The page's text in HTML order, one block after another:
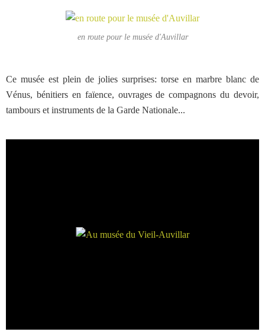
en route pour le musée d'Auvillar
Ce musée est plein de jolies surprises: torse en marbre blanc de
Vénus, bénitiers en faïence, ouvrages de compagnons du devoir,
tambours et instruments de la Garde Nationale...